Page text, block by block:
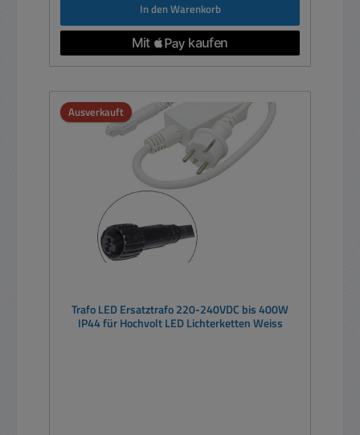
In den Warenkorb
Ausverkauft
Trafo LED Ersatztrafo 220-240VDC bis 400W
IP44 für Hochvolt LED Lichterketten Weiss